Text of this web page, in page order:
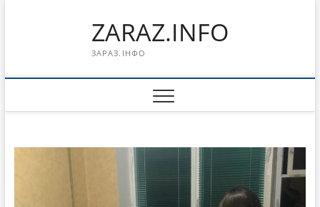
ZARAZ.INFO
ЗАРАЗ.ІНФО